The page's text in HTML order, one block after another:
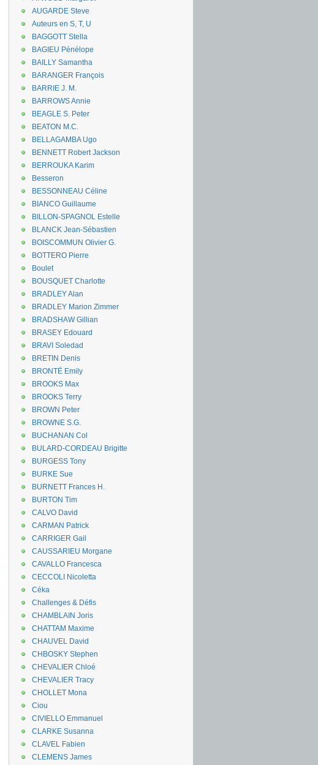
AUGARDE Steve
Auteurs en S, T, U
BAGGOTT Stella
BAGIEU Pénélope
BAILLY Samantha
BARANGER François
BARRIE J. M.
BARROWS Annie
BEAGLE S. Peter
BEATON M.C.
BELLAGAMBA Ugo
BENNETT Robert Jackson
BERROUKA Karim
Besseron
BESSONNEAU Céline
BIANCO Guillaume
BILLON-SPAGNOL Estelle
BLANCK Jean-Sébastien
BOISCOMMUN Olivier G.
BOTTERO Pierre
Boulet
BOUSQUET Charlotte
BRADLEY Alan
BRADLEY Marion Zimmer
BRADSHAW Gillian
BRASEY Edouard
BRAVI Soledad
BRETIN Denis
BRONTË Emily
BROOKS Max
BROOKS Terry
BROWN Peter
BROWNE S.G.
BUCHANAN Col
BULARD-CORDEAU Brigitte
BURGESS Tony
BURKE Sue
BURNETT Frances H.
BURTON Tim
CALVO David
CARMAN Patrick
CARRIGER Gail
CAUSSARIEU Morgane
CAVALLO Francesca
CECCOLI Nicoletta
Céka
Challenges & Défis
CHAMBLAIN Joris
CHATTAM Maxime
CHAUVEL David
CHBOSKY Stephen
CHEVALIER Chloé
CHEVALIER Tracy
CHOLLET Mona
Ciou
CIVIELLO Emmanuel
CLARKE Susanna
CLAVEL Fabien
CLEMENS James